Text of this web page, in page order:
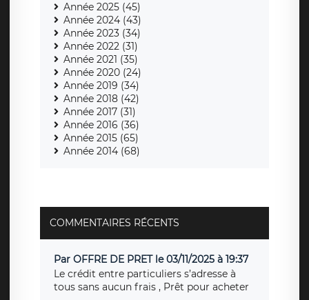
Année 2025 (45)
Année 2024 (43)
Année 2023 (34)
Année 2022 (31)
Année 2021 (35)
Année 2020 (24)
Année 2019 (34)
Année 2018 (42)
Année 2017 (31)
Année 2016 (36)
Année 2015 (65)
Année 2014 (68)
COMMENTAIRES RÉCENTS
Par OFFRE DE PRET le 03/11/2025 à 19:37
Le crédit entre particuliers s’adresse à
tous sans aucun frais , Prêt pour acheter